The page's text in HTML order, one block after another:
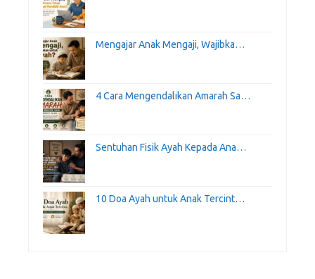
Mengajar Anak Mengaji, Wajibka…
4 Cara Mengendalikan Amarah Sa…
Sentuhan Fisik Ayah Kepada Ana…
10 Doa Ayah untuk Anak Tercint…